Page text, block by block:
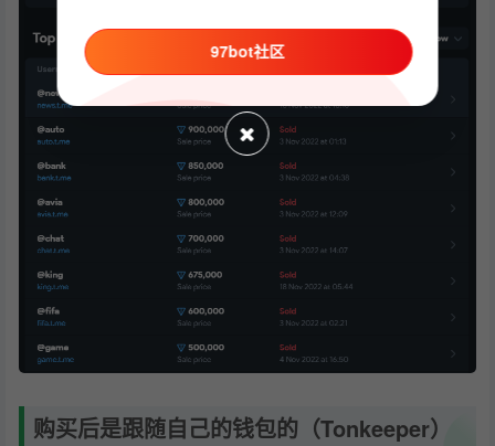
购买后是跟随自己的钱包的（Tonkeeper）
97bot社区